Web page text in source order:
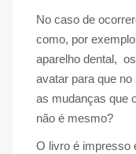
No caso de
como, por
aparelho dental,
avatar para que
as mudanças que
não é mesmo?
O livro é impresso